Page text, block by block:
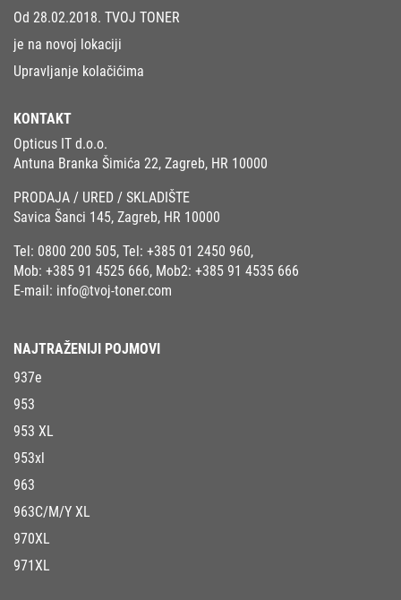
Od 28.02.2018. TVOJ TONER
je na novoj lokaciji
Upravljanje kolačićima
KONTAKT
Opticus IT d.o.o.
Antuna Branka Šimića 22, Zagreb, HR 10000
PRODAJA / URED / SKLADIŠTE
Savica Šanci 145, Zagreb, HR 10000
Tel: 0800 200 505, Tel: +385 01 2450 960,
Mob: +385 91 4525 666, Mob2: +385 91 4535 666
E-mail: info@tvoj-toner.com
NAJTRAŽENIJI POJMOVI
937e
953
953 XL
953xl
963
963C/M/Y XL
970XL
971XL